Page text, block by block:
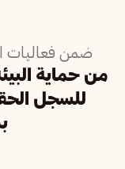
ضمن فعاليات الدورة 62 لمجلس
من حماية
للسجل